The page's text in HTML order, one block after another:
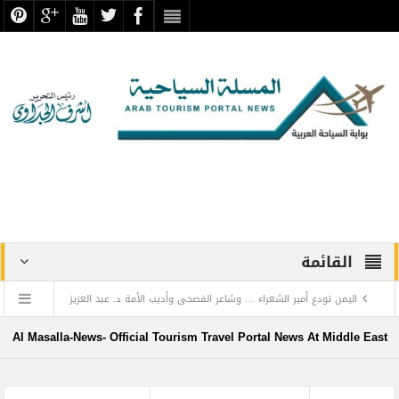
القائمة
اليمن تودع أمير الشعراء … وشاعر الفصحى وأديب الأمة د. عبد العزيز
المقالح
Al Masalla-News- Official Tourism Travel Portal News At Middle East